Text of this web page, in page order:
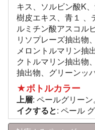
キス、ソルビン酸K
樹皮エキス、青１ 、
ルミチン酸アスコル
リソプレーズ抽出物
メロントルマリン抽
クトルマリン抽出物
抽出物、グリーンッ
★ボトルカラー
上層: ペールグリーン
イクすると: ペール